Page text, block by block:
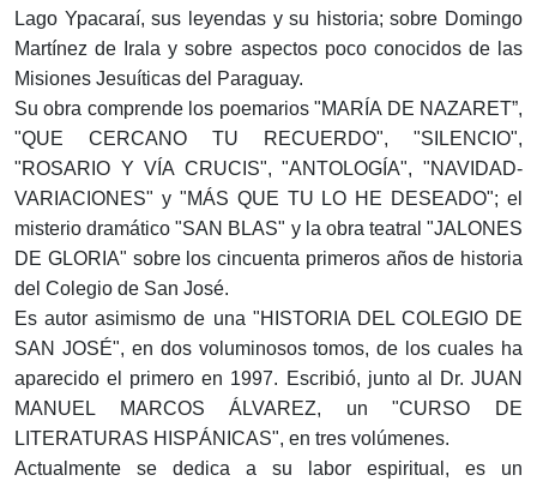
Lago Ypacaraí, sus leyendas y su historia; sobre Domingo
Martínez de Irala y sobre aspectos poco conocidos de las
Misiones Jesuíticas del Paraguay.
Su obra comprende los poemarios "MARÍA DE NAZARET”,
"QUE CERCANO TU RECUERDO", "SILENCIO",
"ROSARIO Y VÍA CRUCIS", "ANTOLOGÍA", "NAVIDAD-
VARIACIONES" y "MÁS QUE TU LO HE DESEADO"; el
misterio dramático "SAN BLAS" y la obra teatral "JALONES
DE GLORIA" sobre los cincuenta primeros años de historia
del Colegio de San José.
Es autor asimismo de una "HISTORIA DEL COLEGIO DE
SAN JOSÉ", en dos voluminosos tomos, de los cuales ha
aparecido el primero en 1997. Escribió, junto al Dr. JUAN
MANUEL MARCOS ÁLVAREZ, un "CURSO DE
LITERATURAS HISPÁNICAS", en tres volúmenes.
Actualmente se dedica a su labor espiritual, es un